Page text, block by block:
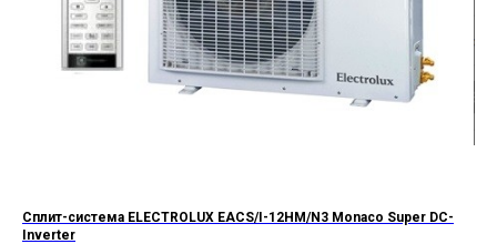
Сплит-система ELECTROLUX EACS/I-12HM/N3 Monaco Super DC-
Inverter